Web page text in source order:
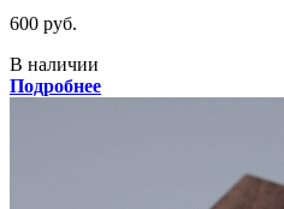
600 руб.
В наличии
Подробнее